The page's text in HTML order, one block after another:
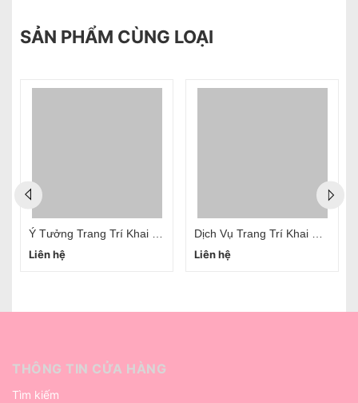
SẢN PHẨM CÙNG LOẠI
Liên hệ
Liên hệ
THÔNG TIN CỬA HÀNG
Tìm kiếm